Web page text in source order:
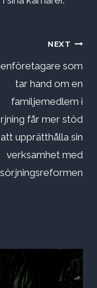
NEXT
som
tar hand om en
familjemedlem i
får mer stöd
upprätthålla sin
verksamhet med